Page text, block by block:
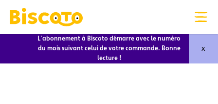
L'abonnement à Biscoto démarre avec le numéro
du mois suivant celui de votre commande. Bonne
lecture !
x